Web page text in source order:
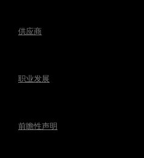
供应商
职业发展
前瞻性声明